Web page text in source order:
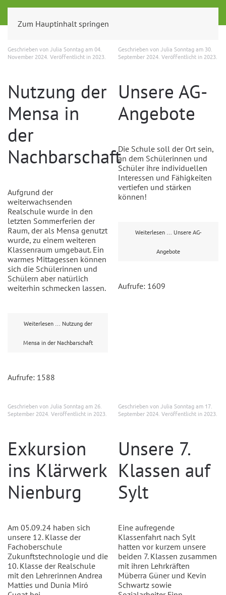
Zum Hauptinhalt springen
Geschrieben von Julia Sonntag am04.
November 2024 . Veröffentlicht in 2023
Nutzung der
Mensa in
der
Nachbarschaft
Aufgrund der
weiterwachsenden
Realschule wurde in den
letzten Sommerferien der
Raum, der als Mensa genutzt
wurde, zu einem weiteren
Klassenraum umgebaut. Ein
warmes Mittagessen können
sich die Schülerinnen und
Schülern aber natürlich
weiterhin schmecken lassen.
Weiterlesen … Nutzung der
Mensa in der Nachbarschaft
Aufrufe: 1588
Geschrieben von Julia Sonntag am 30.
September 2024 . Veröffentlicht in 2023
Unsere AG-
Angebote
Die Schule soll der Ort sein,
an dem Schülerinnen und
Schüler ihre individuellen
Interessen und Fähigkeiten
vertiefen und stärken
können!
Weiterlesen … Unsere AG-
Angebote
Aufrufe: 1609
Geschrieben von Julia Sonntag am 26.
September 2024 . Veröffentlicht in 2023
Exkursion
ins Klärwerk
Nienburg
Am 05.09.24 haben sich
unsere 12. Klasse der
Fachoberschule
Zukunftstechnologie und die
10. Klasse der Realschule
mit den Lehrerinnen Andrea
Matties und Dunia Miró
Geschrieben von Julia Sonntag am 17.
September 2024 . Veröffentlicht in 2023
Unsere 7.
Klassen auf
Sylt
Eine aufregende
Klassenfahrt nach Sylt
hatten vor kurzem unsere
beiden 7. Klassen zusammen
mit ihren Lehrkräften
Müberra Güner und Kevin
Schwartz sowie